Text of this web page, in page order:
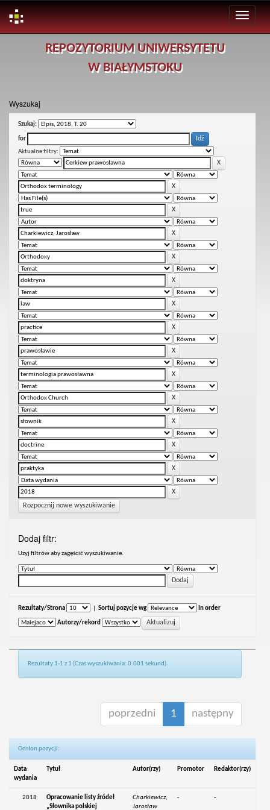
REPOZYTORIUM UNIWERSYTETU
W BIAŁYMSTOKU
Wyszukaj
Szukaj:
for
Aktualne filtry:
Rozpocznij nowe wyszukiwanie
Dodaj filtr:
Uzyj filtrów aby zagęścić wyszukiwanie.
Rezultaty/Strona Sortuj pozycje wg In order
Autorzy/rekord
Rezultaty 1-1 z 1 (Czas wyszukiwania: 0.001 sekund).
poprzedni 1 następny
Odsłon pozycji:
Data
wydania
Tytuł Autor(rzy) Promotor Redaktor(rzy)
2018
Opracowanie listy źródeł
„Słownika polskiej
Charkiewicz,
Jarosław
- -